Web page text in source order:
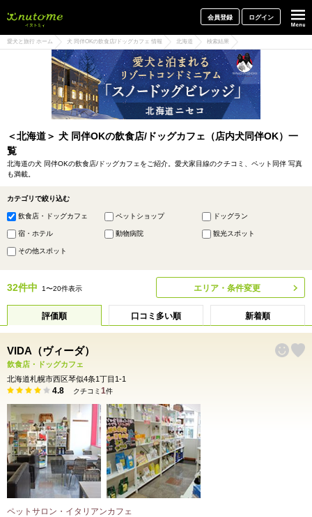
会員登録 ログイン
愛犬と旅行 ホーム 犬 同伴OKの飲食店/ドッグカフェ 情報 北海道 検索結果
＜北海道＞ 犬 同伴OKの飲食店/ドッグカフェ（店内犬同伴OK）一
覧
北海道の犬 同伴OKの飲食店/ドッグカフェをご紹介。愛犬家目線のクチコミ、ペット同伴 写真
も満載。
カテゴリで絞り込む
飲食店・ドッグカフェ ペットショップ ドッグラン
宿・ホテル 動物病院 観光スポット
その他スポット
32件中 1〜20件表示 エリア・条件変更
評価順 口コミ多い順 新着順
VIDA（ヴィーダ）
飲食店・ドッグカフェ
北海道札幌市西区琴似4条1丁目1-1
4.8 クチコミ 1件
ペットサロン・イタリアンカフェ